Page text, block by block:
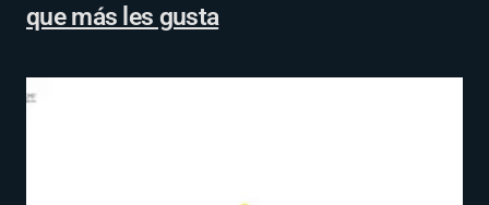
que más les gusta